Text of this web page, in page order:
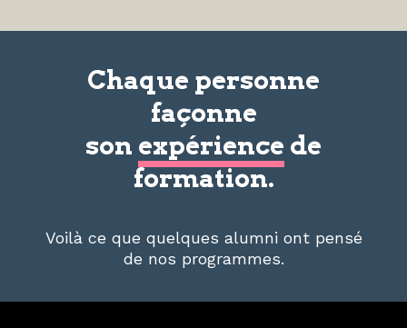
Chaque personne
façonne
son expérience de
formation.
Voilà ce que quelques alumni ont pensé
de nos programmes.